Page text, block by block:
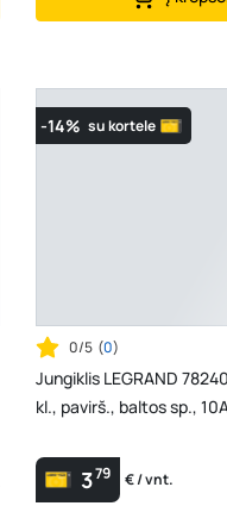
-14% su kortele
0/5 (0)
Jungiklis LEGRAND
kl., pavirš., baltos sp.,
379 € / vnt.